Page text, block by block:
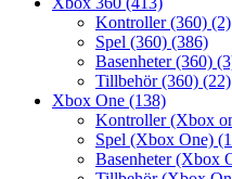
Kontroller (360) (2)
Spel (360) (386)
Basenheter (360)
Tillbehör (360) (22)
Xbox One (138)
Kontroller (Xbox
Spel (Xbox One)
Basenheter (Xbox